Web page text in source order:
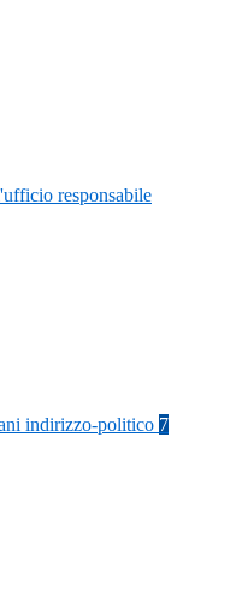
responsabile
indirizzo-politico 7